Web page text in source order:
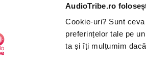
AudioTribe.ro
Cookie-uri? Sunt
preferințelor tale pe
ta și îți mulțumim